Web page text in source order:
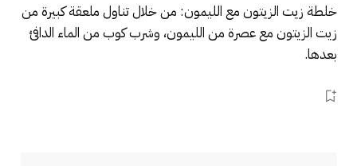
خلطة زيت الزيتون مع الليمون: من خلال تناول ملعقة كبيرة من
زيت الزيتون مع عصرة من الليمون، وشرب كوب من الماء الدافئ
بعدها.